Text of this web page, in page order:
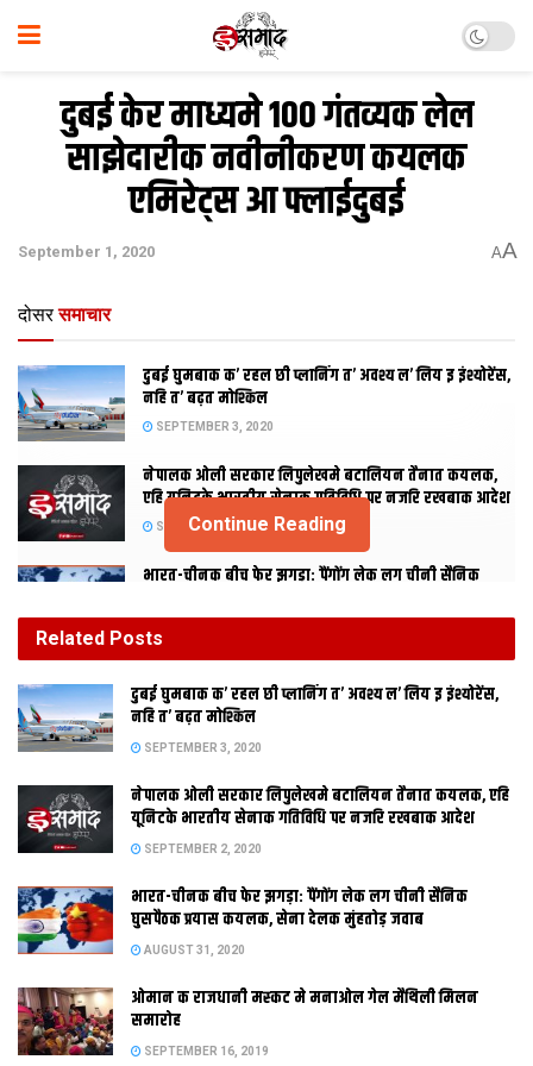
दुबई केर माध्यमे 100 गंतव्यक लेल
साझेदारीक नवीनीकरण कयलक
एमिरेट्स आ फ्लाईदुबई
September 1, 2020 AA
दोसर समाचार
दुबई घुमबाक क’ रहल छी प्लानिंग त’ अवश्य ल’ लिय इ इंश्योरेंस,
नहि त’ बढ़त मोश्किल
SEPTEMBER 3, 2020
नेपालक ओली सरकार लिपुलेखमे बटालियन तैनात कयलक,
एहि यूनिटके भारतीय सेनाक गतिविधि पर नजरि रखबाक आदेश
SEPTEMBER 2, 2020
भारत-चीनक बीच फेर झगड़ा: पैंगोंग लेक लग चीनी सैनिक
समारोह
SEPTEMBER 16, 2019
दुबई : एमिरेट्स आ फ्लाई दुबई ग्राहकके कनेक्टिविटी, सुविधा आ यात्रा
सुविधा लेल अपन रणनीतिक साझेदारीक नवीनीकरण कयलक अछि।
उड़ान पर यात्रा क’ सकैत छथि, जखनकि फ्लाई दुबइ केर ग्राहक लग 70
स’ बेसी गंतव्य अछि जतय ओ एमिरेट्सक माध्यम स’ यात्रा क’ सकैत छथि।
आ जंजीबार शामिल अछि. साझेदारीक नवीनीकरण पर बात करैत अमीरात
समूहक मुख्य वाणिज्यिक अधिकारी अदनान काजिम कहलनि, “हमरा इ घोषणा
Continue Reading
Related Posts
दुबई घुमबाक क’ रहल छी प्लानिंग त’ अवश्य ल’ लिय इ इंश्योरेंस,
नहि त’ बढ़त मोश्किल
SEPTEMBER 3, 2020
नेपालक ओली सरकार लिपुलेखमे बटालियन तैनात कयलक, एहि
यूनिटके भारतीय सेनाक गतिविधि पर नजरि रखबाक आदेश
SEPTEMBER 2, 2020
भारत-चीनक बीच फेर झगड़ा: पैंगोंग लेक लग चीनी सैनिक
घुसपैठक प्रयास कयलक, सेना देलक मुंहतोड़ जवाब
AUGUST 31, 2020
ओमान क राजधानी मस्‍कट मे मनाओल गेल मैथि‍ली मिलन
समारोह
SEPTEMBER 16, 2019